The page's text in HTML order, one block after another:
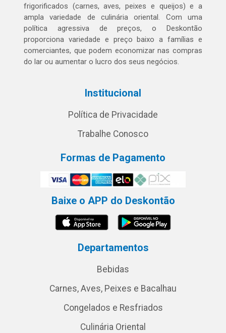
frigorificados (carnes, aves, peixes e queijos) e a
ampla variedade de culinária oriental. Com uma
política agressiva de preços, o Deskontão
proporciona variedade e preço baixo a famílias e
comerciantes, que podem economizar nas compras
do lar ou aumentar o lucro dos seus negócios.
Institucional
Política de Privacidade
Trabalhe Conosco
Formas de Pagamento
Baixe o APP do Deskontão
Departamentos
Bebidas
Carnes, Aves, Peixes e Bacalhau
Congelados e Resfriados
Culinária Oriental